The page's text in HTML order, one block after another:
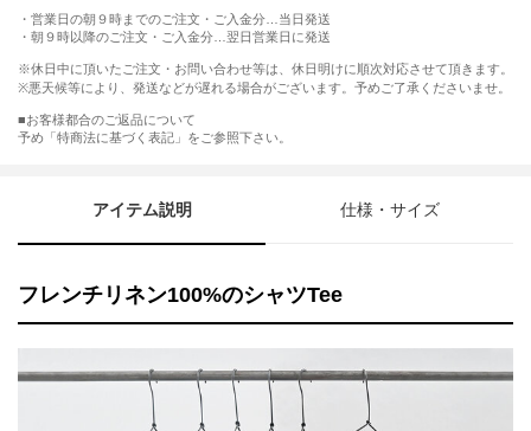
・営業日の朝９時までのご注文・ご入金分…当日発送
・朝９時以降のご注文・ご入金分…翌日営業日に発送
※休日中に頂いたご注文・お問い合わせ等は、休日明けに順次対応させて頂きます。
※悪天候等により、発送などが遅れる場合がございます。予めご了承くださいませ。
■お客様都合のご返品について
予め「特商法に基づく表記」をご参照下さい。
アイテム説明 仕様・サイズ
フレンチリネン100%のシャツTee